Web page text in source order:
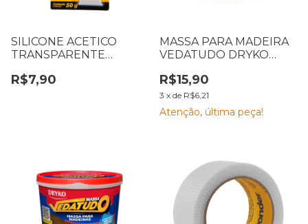
SILICONE ACETICO
TRANSPARENTE
1647101050
R$7,90
MASSA PARA MADEIRA
VEDATUDO DRYKO
R$15,90
3 x de R$6,21
Atenção, última peça!